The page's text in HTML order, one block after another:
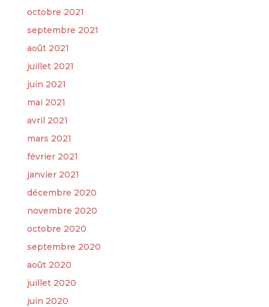
octobre 2021
septembre 2021
août 2021
juillet 2021
juin 2021
mai 2021
avril 2021
mars 2021
février 2021
janvier 2021
décembre 2020
novembre 2020
octobre 2020
septembre 2020
août 2020
juillet 2020
juin 2020